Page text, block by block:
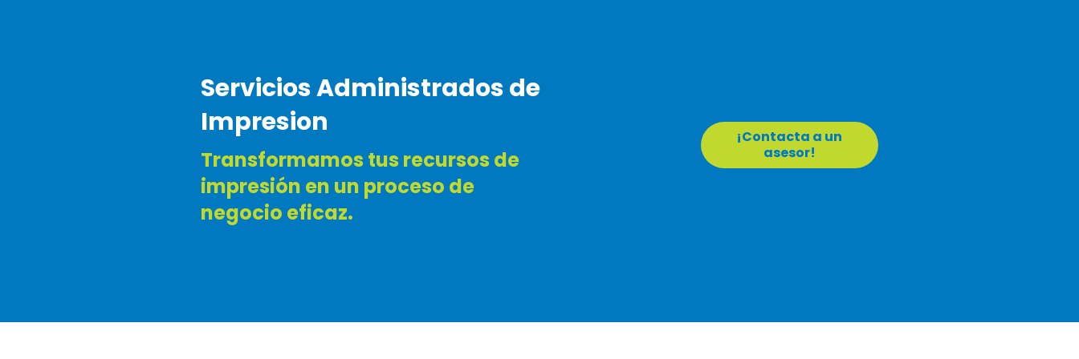
Servicios Administrados de
Impresion
Transformamos tus recursos de
impresión en un proceso de
negocio eficaz.
¡Contacta a un
asesor!